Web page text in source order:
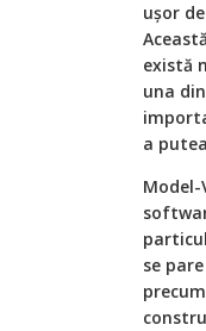
ușor
există
una
a
se